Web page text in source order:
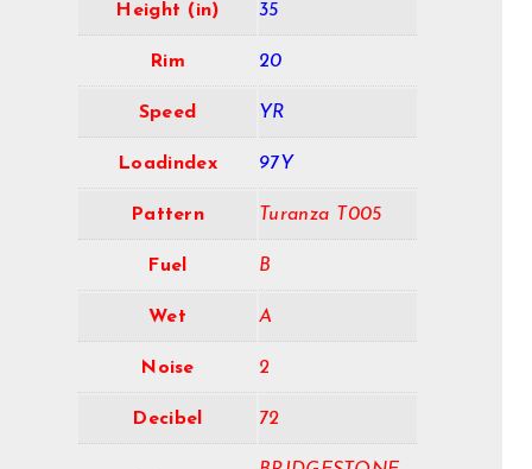
Height (in) 35
Rim 20
Speed YR
Loadindex 97Y
Pattern Turanza T005
Fuel B
Wet A
Noise 2
Decibel 72